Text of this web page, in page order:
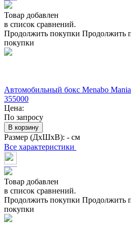
Товар добавлен
в список сравнений.
Продолжить покупки Продолжить
покупки
Автомобильный бокс Menabo
355000
Цена:
По запросу
В корзину
Размер (ДхШхВ): - см
Все характеристики
Товар добавлен
в список сравнений.
Продолжить покупки Продолжить
покупки